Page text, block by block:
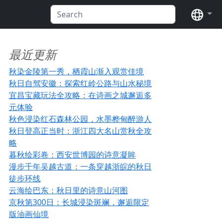
语
最近更新
秋染金陵第一秀，栖霞山渐入观赏佳境
秋日自驾安徽：探索红岭公路与山水秘境
宜昌宝藏玩法全攻略：在诗画之城邂逅多
元体验
秋色浸染红石森林公园，水墨桦甸醉游人
秋日登高正当时：浙江四大名山赏秋全攻
略
暮秋绘彩卷：西安世博园的诗意凝眸
漫步千年吴越古道：一条穿越浙皖的秋日
徒步环线
云海绘巴东：秋日里的诗意山河图
京秋第300日：长城浸染斑斓，邂逅限定
版油画仙境